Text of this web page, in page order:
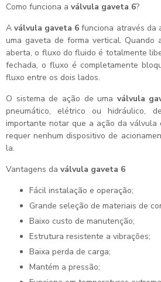
Como funciona a válvula gaveta 6?
Aválvula gaveta 6 funciona através da
uma gaveta de forma vertical. Quando
aberta, o fluxo do fluido é totalmente
fechada, o fluxo é completamente
fluxo entre os dois lados.
O sistema de ação de uma válvula
pneumático, elétrico ou hidráulico,
importante notar que a ação da válvula
requer nenhum dispositivo de
la.
Vantagens da válvula gaveta 6
Fácil instalação e operação;
Grande seleção de materiais de
Baixo custo de manutenção;
Estrutura resistente a vibrações;
Baixa perda de carga;
Mantém a pressão;